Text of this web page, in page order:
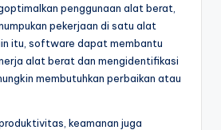
penggunaan alat berat,
pekerjaan di satu alat
itu, software dapat membantu
alat berat dan mengidentifikasi
membutuhkan perbaikan atau
keamanan juga